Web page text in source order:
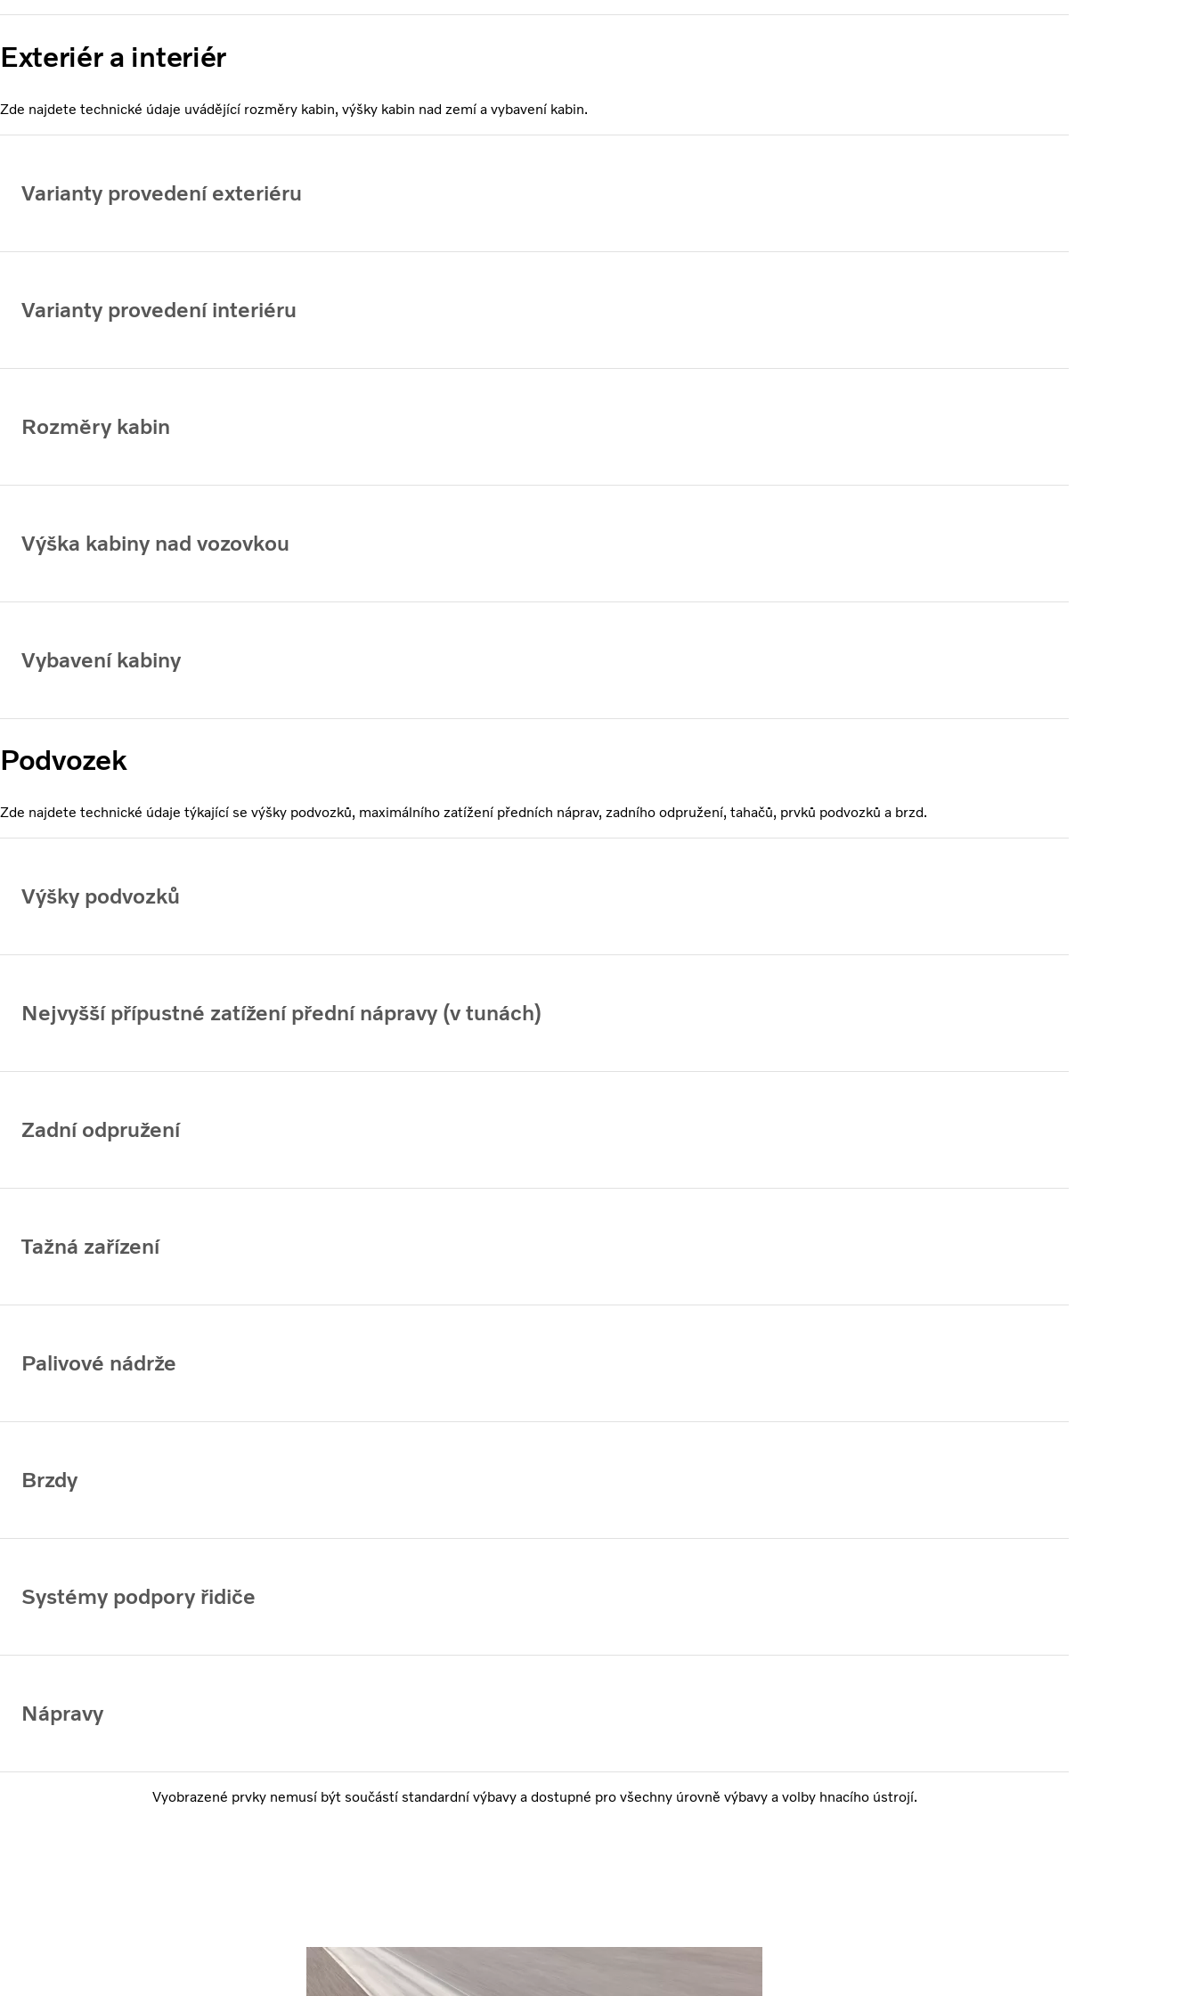
Exteriér a interiér
Zde najdete technické údaje uvádějící rozměry kabin, výšky kabin nad zemí a vybavení kabin.
Varianty provedení exteriéru
Varianty provedení interiéru
Rozměry kabin
Výška kabiny nad vozovkou
Vybavení kabiny
Podvozek
Zde najdete technické údaje týkající se výšky podvozků, maximálního zatížení předních náprav, zadního odpružení, tahačů, prvků podvozků a brzd.
Výšky podvozků
Nejvyšší přípustné zatížení přední nápravy (v tunách)
Zadní odpružení
Tažná zařízení
Palivové nádrže
Brzdy
Systémy podpory řidiče
Nápravy
Vyobrazené prvky nemusí být součástí standardní výbavy a dostupné pro všechny úrovně výbavy a volby hnacího ústrojí.